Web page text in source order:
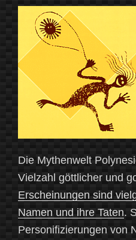
Die Mythenwelt
Vielzahl göttlicher und
Erscheinungen sind
Namen und ihre Taten.
Personifizierungen von